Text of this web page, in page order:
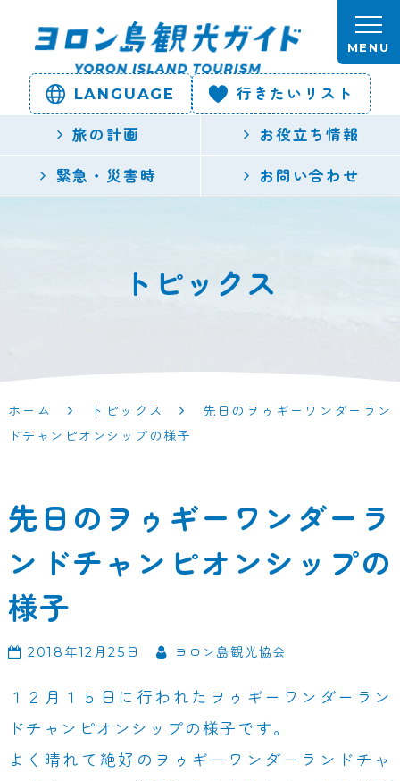
ヨロン島
観光ガイ
ド | 鹿児
端の与論
光サイト
LANGUAGE 行きたいリスト
旅の計画 お役立ち情報
緊急・災害時 お問い合わせ
MENU
トピックス
ホーム トピックス
先日のヲゥギーワンダーラン
ドチャンピオンシップの様子
先日のヲゥギーワンダーラ
ンドチャンピオンシップの
様子
2018年12月25日 ヨロン島観光協会
１２月１５日に行われたヲゥギーワンダーラン
ドチャンピオンシップの様子です。
よく晴れて絶好のヲゥギーワンダーランドチャ